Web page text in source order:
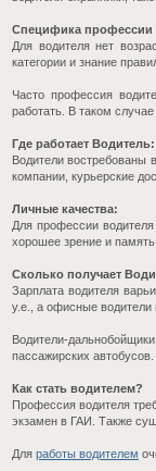
Специфика профессии
Для водителя нет
категории и знание
Часто профессия
работать. В таком
Где работает Водитель:
Водители востребованы
компании, курьерские
Личные качества:
Для профессии
хорошее зрение и память.
Сколько получает
Зарплата водителя
у.е., а офисные водители
Водители-
пассажирских автобусов.
Как стать водителем?
Профессия водителя
экзамен в ГАИ. Также
Для работы водителем